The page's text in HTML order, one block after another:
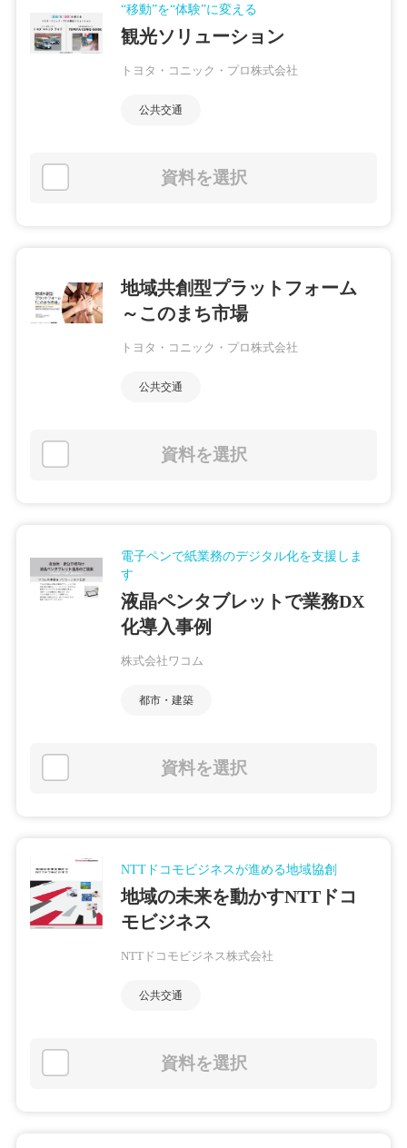
“移動”を“体験”に変える
観光ソリューション
トヨタ・コニック・プロ株式会社
公共交通
資料を選択
地域共創型プラットフォーム
～このまち市場
トヨタ・コニック・プロ株式会社
公共交通
資料を選択
電子ペンで紙業務のデジタル化を支援しま
す
液晶ペンタブレットで業務DX
化導入事例
株式会社ワコム
都市・建築
資料を選択
NTTドコモビジネスが進める地域協創
地域の未来を動かすNTTドコ
モビジネス
NTTドコモビジネス株式会社
公共交通
資料を選択